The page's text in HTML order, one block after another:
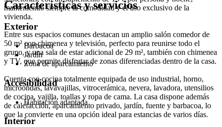
manteniendo siempre la comodidad y el uso exclusivo de la
vivienda.
Entre sus espacios comunes destacan un amplio salón comedor de
50 m² con chimenea y televisión, perfecto para reunirse todo el
grupo, y una sala de estar adicional de 29 m², también con chimenea
y TV, que permite disfrutar de zonas diferenciadas dentro de la casa.
Cuenta con cocina totalmente equipada de uso industrial, horno,
microondas, lavavajillas, vitrocerámica, nevera, lavadora, utensilios
de cocina, vajilla, toallas y ropa de cama. La casa dispone además
de calefacción, aparcamiento privado, jardín, fuente y barbacoa, lo
que la convierte en una opción ideal para estancias de varios días.
Características y servicios
Exterior
Barbacoa
Jardín
Zona de aparcamiento
Accesibilidad
Habitación adaptada
Interior